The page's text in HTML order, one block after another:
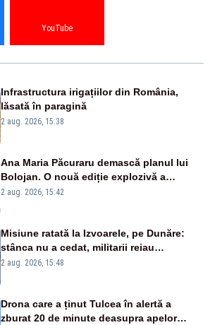
YouTube
Infrastructura irigațiilor din România,
lăsată în paragină
2 aug. 2026, 15:38
Ana Maria Păcuraru demască planul lui
Bolojan. O nouă ediție explozivă a
emisiunii „Miza Zilei” la Realitatea PLUS
2 aug. 2026, 15:42
Misiune ratată la Izvoarele, pe Dunăre:
stânca nu a cedat, militarii reiau
detonările luni – VIDEO
2 aug. 2026, 15:48
Drona care a ținut Tulcea în alertă a
zburat 20 de minute deasupra apelor